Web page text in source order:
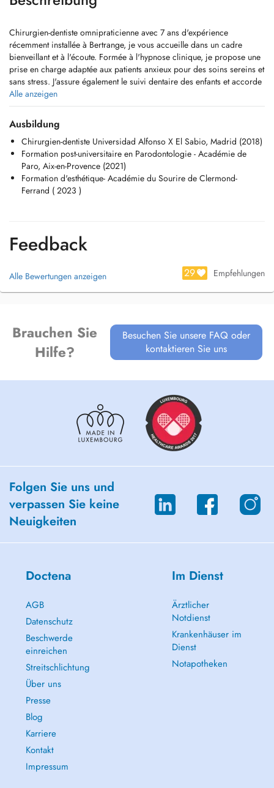
Chirurgien-dentiste omnipraticienne avec 7 ans d'expérience
récemment installée à Bertrange, je vous accueille dans un cadre
bienveillant et à l'écoute. Formée à l'hypnose clinique, je propose une
prise en charge adaptée aux patients anxieux pour des soins sereins et
sans stress. J'assure également le suivi dentaire des enfants et accorde
une place importante aux soins préventifs. Je consulte en français,
anglais, espagnol, italien et arabe.
Alle anzeigen
Ausbildung
Chirurgien-dentiste Universidad Alfonso X El Sabio, Madrid (2018)
Formation post-universitaire en Parodontologie - Académie de
Paro, Aix-en-Provence (2021)
Formation d'esthétique- Académie du Sourire de Clermond-
Ferrand ( 2023 )
Feedback
Alle Bewertungen anzeigen 29 Empfehlungen
Brauchen Sie
Hilfe?
Besuchen Sie unsere FAQ oder
kontaktieren Sie uns
Folgen Sie uns und
verpassen Sie keine
Neuigkeiten
Doctena
AGB
Datenschutz
Beschwerde
einreichen
Streitschlichtung
Über uns
Presse
Blog
Karriere
Kontakt
Impressum
Im Dienst
Ärztlicher
Notdienst
Krankenhäuser im
Dienst
Notapotheken